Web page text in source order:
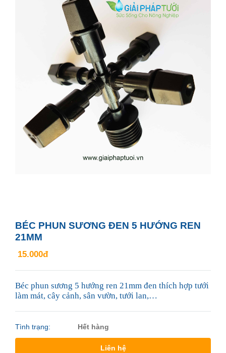
BÉC PHUN SƯƠNG ĐEN 5 HƯỚNG REN
21MM
15.000đ
Béc phun sương 5 hướng ren 21mm đen thích hợp tưới
làm mát, cây cảnh, sân vườn, tưới lan,…
Tình trạng: Hết hàng
Liên hệ